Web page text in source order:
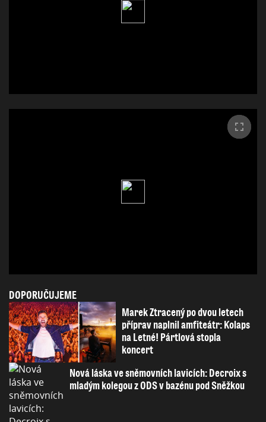
DOPORUČUJEME
Marek Ztracený po dvou letech
příprav naplnil amfiteátr: Kolaps
na Letné! Pártlová stopla
koncert
Nová láska ve sněmovních lavicích: Decroix s
mladým kolegou z ODS v bazénu pod Sněžkou